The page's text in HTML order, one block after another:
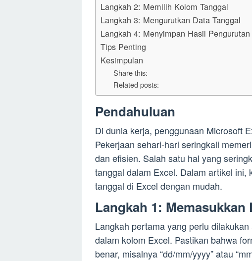
Langkah 2: Memilih Kolom Tanggal
Langkah 3: Mengurutkan Data Tanggal
Langkah 4: Menyimpan Hasil Pengurutan
Tips Penting
Kesimpulan
Share this:
Related posts:
Pendahuluan
Di dunia kerja, penggunaan Microsoft
Pekerjaan sehari-hari seringkali
dan efisien. Salah satu hal yang
tanggal dalam Excel. Dalam artikel ini,
tanggal di Excel dengan mudah.
Langkah 1: Memasukkan
Langkah pertama yang perlu
dalam kolom Excel. Pastikan bahwa
benar, misalnya “dd/mm/yyyy” atau